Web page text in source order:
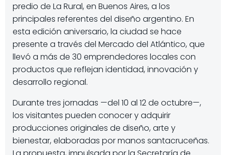
predio de La Rural, en Buenos Aires, a los
principales referentes del diseño argentino. En
esta edición aniversario, la ciudad se hace
presente a través del Mercado del Atlántico, que
llevó a más de 30 emprendedores locales con
productos que reflejan identidad, innovación y
desarrollo regional.
Durante tres jornadas —del 10 al 12 de octubre—,
los visitantes pueden conocer y adquirir
producciones originales de diseño, arte y
bienestar, elaboradas por manos santacruceñas.